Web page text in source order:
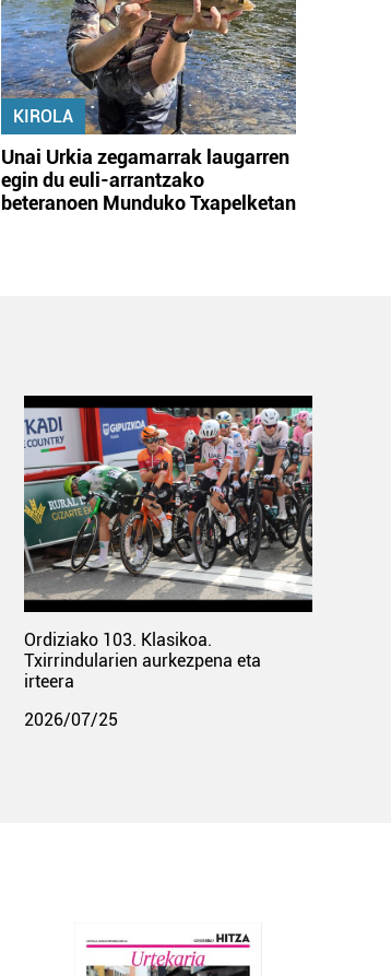
KIROLA
Unai Urkia zegamarrak laugarren
egin du euli-arrantzako
beteranoen Munduko Txapelketan
Ordiziako 103. Klasikoa.
Txirrindularien aurkezpena eta
irteera
2026/07/25